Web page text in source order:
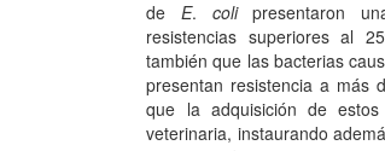
deE. colipresentaron
resistencias superiores al
también que las bacterias
presentan resistencia a más
que la adquisición de
veterinaria, instaurando